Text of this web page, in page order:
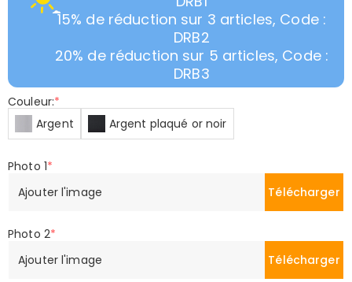
15% de réduction sur 3 articles, Code :
DRB2
20% de réduction sur 5 articles, Code :
DRB3
Couleur:*
Argent
Argent plaqué or noir
Photo 1*
Ajouter l'image
Télécharger
Photo 2*
Ajouter l'image
Télécharger